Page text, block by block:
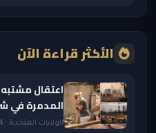
الأكثر قراءة الآن
اعتقال
المدمرة في
الولايات المتحدة · 4 أغسطس 2026 — 2:20 AM